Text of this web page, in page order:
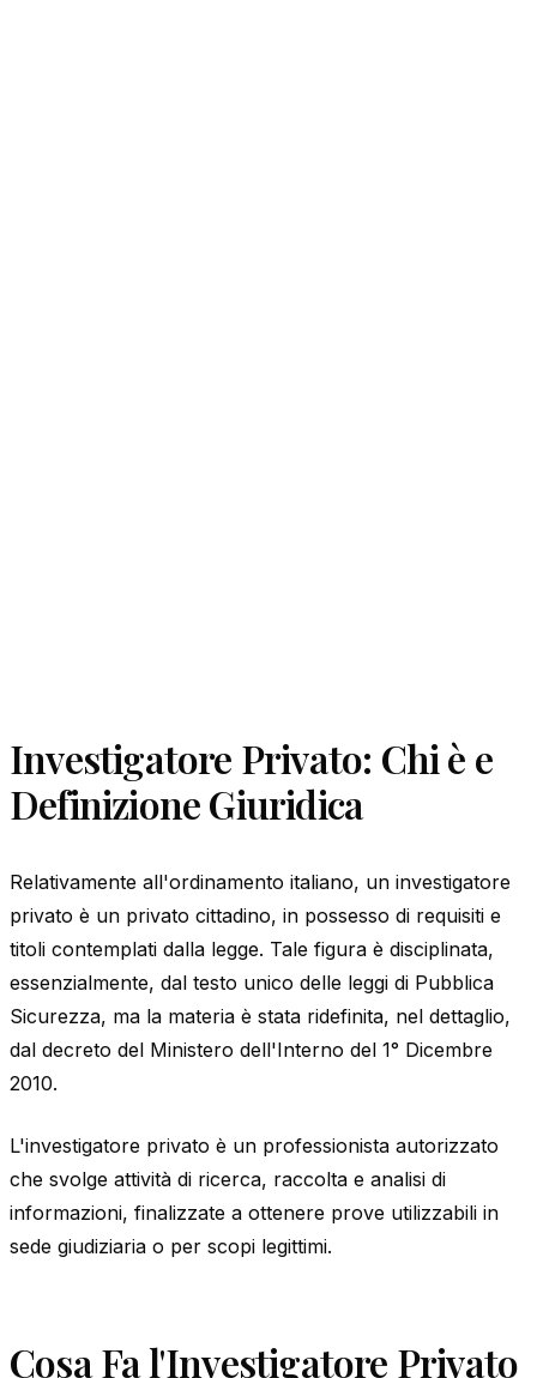
Investigatore Privato: Chi è e
Definizione Giuridica
Relativamente all'ordinamento italiano, un investigatore
privato è un privato cittadino, in possesso di requisiti e
titoli contemplati dalla legge. Tale figura è disciplinata,
essenzialmente, dal testo unico delle leggi di Pubblica
Sicurezza, ma la materia è stata ridefinita, nel dettaglio,
dal decreto del Ministero dell'Interno del 1° Dicembre
2010.
L'investigatore privato è un professionista autorizzato
che svolge attività di ricerca, raccolta e analisi di
informazioni, finalizzate a ottenere prove utilizzabili in
sede giudiziaria o per scopi legittimi.
Cosa Fa l'Investigatore Privato